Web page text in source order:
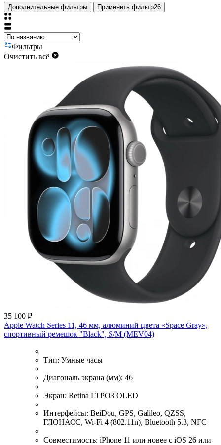
Дополнительные фильтры Применить фильтр26
Фильтры
Очистить всё
35 100 ₽
Apple Watch Series 11, 46 мм, алюминий цвета «Space Gray»,
спортивный ремешок "Black", S/M (MEV04)
Тип: Умные часы
Диагональ экрана (мм): 46
Экран: Retina LTPO3 OLED
Интерфейсы: BeiDou, GPS, Galileo, QZSS,
ГЛОНАСС, Wi-Fi 4 (802.11n), Bluetooth 5.3, NFC
Совместимость: iPhone 11 или новее с iOS 26 или